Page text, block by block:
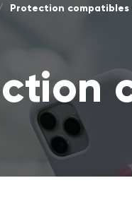
Protection compatibles